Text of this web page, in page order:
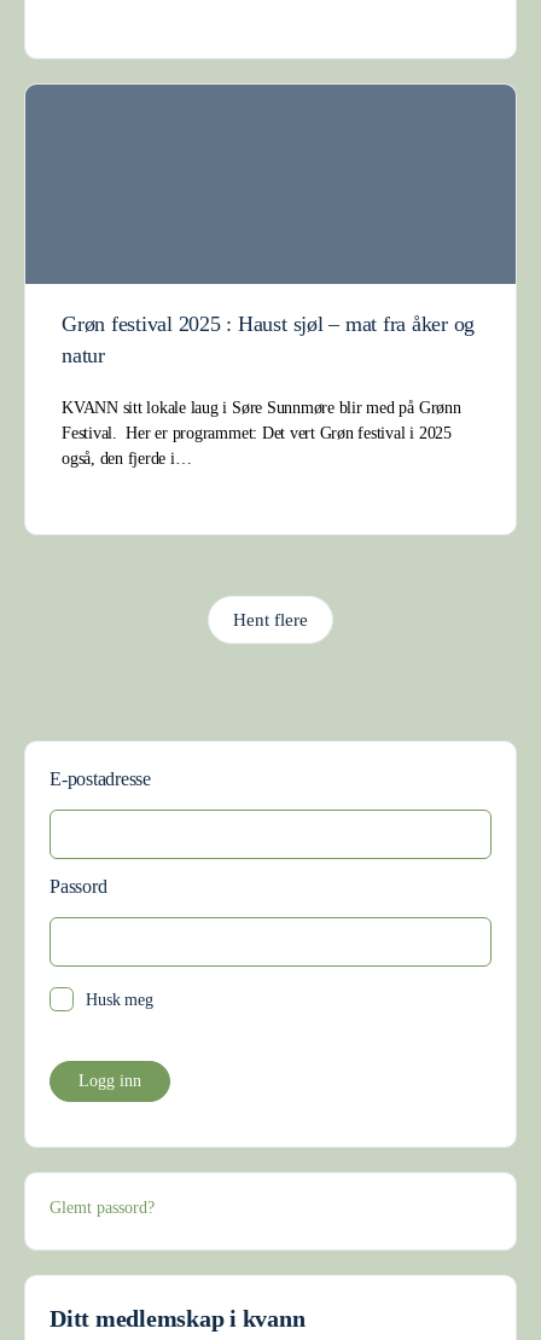
Grøn festival 2025 : Haust sjøl – mat fra åker og
natur
KVANN sitt lokale laug i Søre Sunnmøre blir med på Grønn
Festival. Her er programmet: Det vert Grøn festival i 2025
også, den fjerde i…
Hent flere
E-postadresse
Passord
Husk meg
Glemt passord?
Ditt medlemskap i kvann